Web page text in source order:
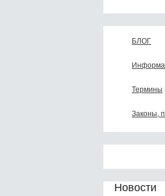
БЛОГ
Термины
Законы,
Новости